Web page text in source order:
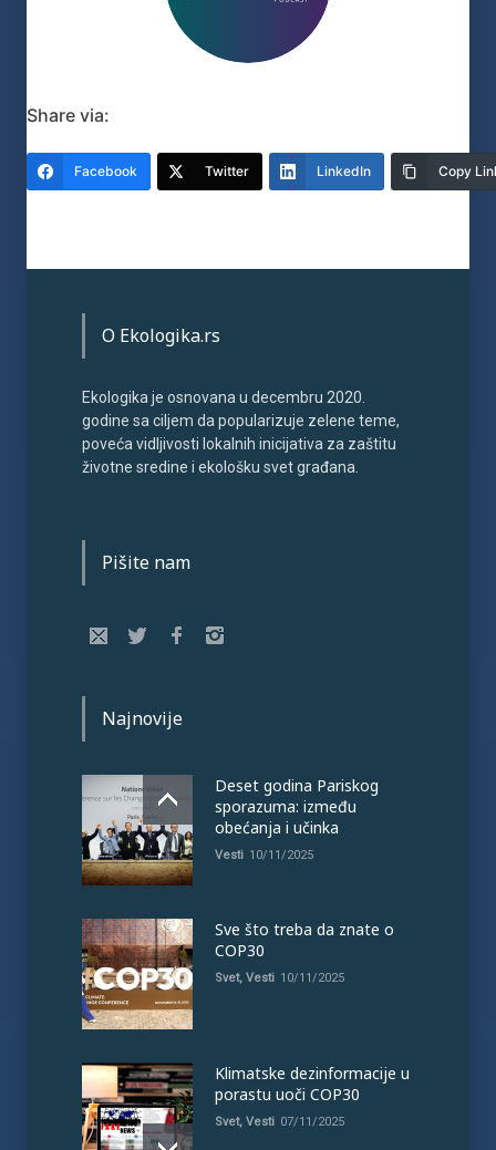
Share via:
Facebook Twitter LinkedIn Copy
O Ekologika.rs
Ekologika je osnovana u decembru 2020.
godine sa ciljem da popularizuje zelene teme,
poveća vidljivosti lokalnih inicijativa za zaštitu
životne sredine i ekološku svet građana.
Pišite nam
Najnovije
Deset godina Pariskog
sporazuma: između
obećanja i učinka
Vesti 10/11/2025
Sve što treba da znate o
COP30
Svet, Vesti 10/11/2025
Klimatske dezinformacije u
porastu uoči COP30
Svet, Vesti 07/11/2025